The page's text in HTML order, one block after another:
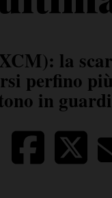
la
perfino
in